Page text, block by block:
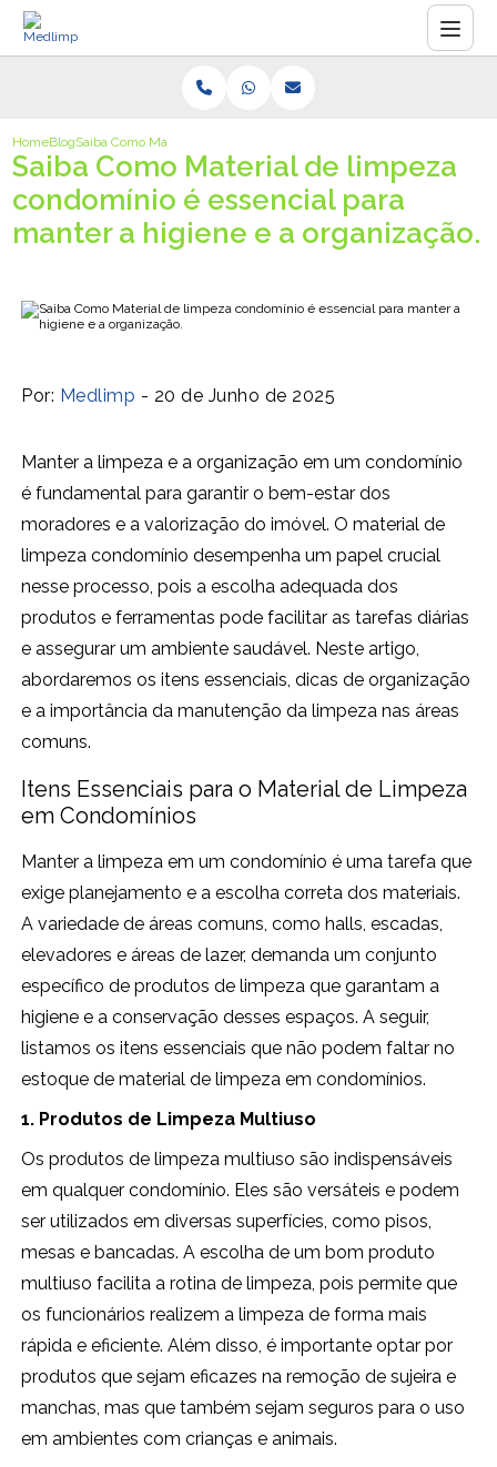
HomeBlogSaiba Como Material de limpeza condomínio é essencial para manter
Saiba Como Material de limpeza
condomínio é essencial para
manter a higiene e a organização.
Por: Medlimp - 20 de Junho de 2025
Manter a limpeza e a organização em um condomínio
é fundamental para garantir o bem-estar dos
moradores e a valorização do imóvel. O material de
limpeza condomínio desempenha um papel crucial
nesse processo, pois a escolha adequada dos
produtos e ferramentas pode facilitar as tarefas diárias
e assegurar um ambiente saudável. Neste artigo,
abordaremos os itens essenciais, dicas de organização
e a importância da manutenção da limpeza nas áreas
comuns.
Itens Essenciais para o Material de Limpeza
em Condomínios
Manter a limpeza em um condomínio é uma tarefa que
exige planejamento e a escolha correta dos materiais.
A variedade de áreas comuns, como halls, escadas,
elevadores e áreas de lazer, demanda um conjunto
específico de produtos de limpeza que garantam a
higiene e a conservação desses espaços. A seguir,
listamos os itens essenciais que não podem faltar no
estoque de material de limpeza em condomínios.
1. Produtos de Limpeza Multiuso
Os produtos de limpeza multiuso são indispensáveis
em qualquer condomínio. Eles são versáteis e podem
ser utilizados em diversas superfícies, como pisos,
mesas e bancadas. A escolha de um bom produto
multiuso facilita a rotina de limpeza, pois permite que
os funcionários realizem a limpeza de forma mais
rápida e eficiente. Além disso, é importante optar por
produtos que sejam eficazes na remoção de sujeira e
manchas, mas que também sejam seguros para o uso
em ambientes com crianças e animais.